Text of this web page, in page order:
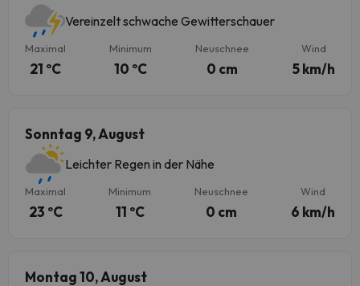
Vereinzelt schwache Gewitterschauer
Maximal
21 ºC
Minimum
10 ºC
Neuschnee
0 cm
Wind
5 km/h
Sonntag 9, August
Leichter Regen in der Nähe
Maximal
23 ºC
Minimum
11 ºC
Neuschnee
0 cm
Wind
6 km/h
Montag 10, August